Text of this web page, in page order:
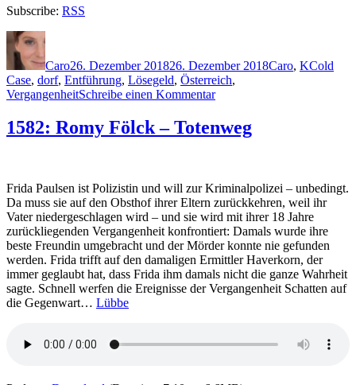
Subscribe: RSS
Autor
Caro26. Dezember 201826. Dezember 2018Caro, KCold
Case, dorf, Entführung, Lösegeld, Österreich,
VergangenheitSchreibe einen Kommentarzu
Reinhard
Kleindl
1582: Romy Fölck – Totenweg
Frida Paulsen ist Polizistin und will zur Kriminalpolizei – unbedingt.
Da muss sie auf den Obsthof ihrer Eltern zurückkehren, weil ihr
Vater niedergeschlagen wird – und sie wird mit ihrer 18 Jahre
zurückliegenden Vergangenheit konfrontiert: Damals wurde ihre
beste Freundin umgebracht und der Mörder konnte nie gefunden
werden. Frida trifft auf den damaligen Ermittler Haverkorn, der
immer geglaubt hat, dass Frida ihm damals nicht die ganze Wahrheit
sagte. Schnell werfen die Ereignisse der Vergangenheit Schatten auf
die Gegenwart… Lübbe